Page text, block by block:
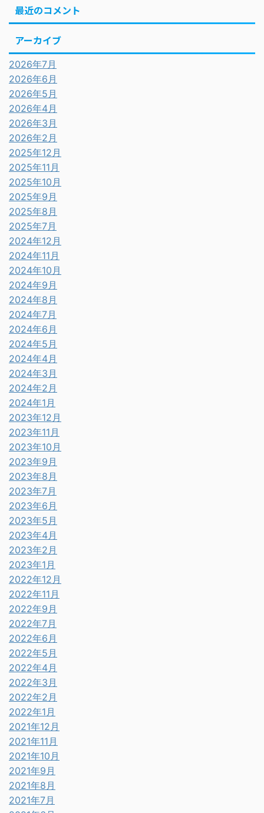
最近のコメント
アーカイブ
2026年7月
2026年6月
2026年5月
2026年4月
2026年3月
2026年2月
2025年12月
2025年11月
2025年10月
2025年9月
2025年8月
2025年7月
2024年12月
2024年11月
2024年10月
2024年9月
2024年8月
2024年7月
2024年6月
2024年5月
2024年4月
2024年3月
2024年2月
2024年1月
2023年12月
2023年11月
2023年10月
2023年9月
2023年8月
2023年7月
2023年6月
2023年5月
2023年4月
2023年2月
2023年1月
2022年12月
2022年11月
2022年9月
2022年7月
2022年6月
2022年5月
2022年4月
2022年3月
2022年2月
2022年1月
2021年12月
2021年11月
2021年10月
2021年9月
2021年8月
2021年7月